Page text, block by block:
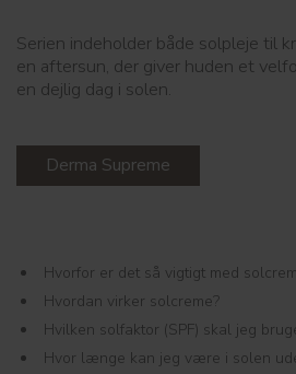
Serien indeholder både solpleje til
en aftersun, der giver huden et
en dejlig dag i solen.
Derma Supreme
Hvorfor er det så vigtigt med
Hvordan virker solcreme?
Hvilken solfaktor (SPF) skal jeg
Hvor længe kan jeg være i solen